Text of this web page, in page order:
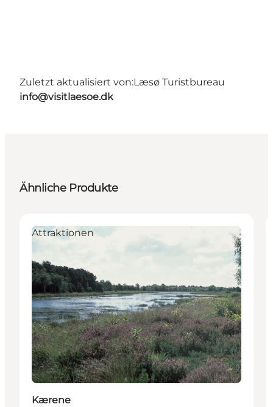
Zuletzt aktualisiert von:Læsø Turistbureau
info@visitlaesoe.dk
Ähnliche Produkte
Attraktionen
Kærene